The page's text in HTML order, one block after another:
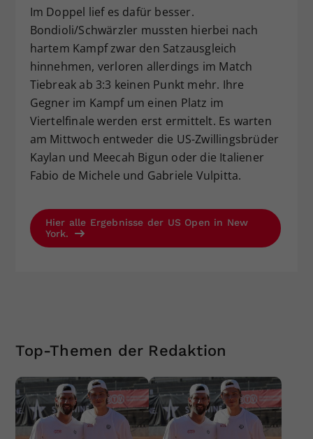
Im Doppel lief es dafür besser.
Bondioli/Schwärzler mussten hierbei nach
hartem Kampf zwar den Satzausgleich
hinnehmen, verloren allerdings im Match
Tiebreak ab 3:3 keinen Punkt mehr. Ihre
Gegner im Kampf um einen Platz im
Viertelfinale werden erst ermittelt. Es warten
am Mittwoch entweder die US-Zwillingsbrüder
Kaylan und Meecah Bigun oder die Italiener
Fabio de Michele und Gabriele Vulpitta.
Hier alle Ergebnisse der US Open in New
York.
Top-Themen der Redaktion